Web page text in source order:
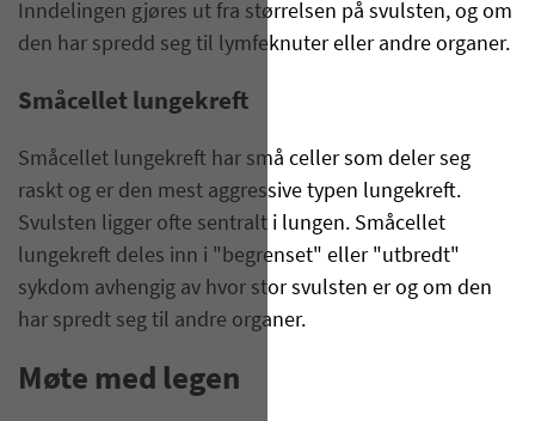
Inndelingen gjøres ut fra størrelsen på svulsten, og om
den har spredd seg til lymfeknuter eller andre organer.
Småcellet lungekreft
Småcellet lungekreft har små celler som deler seg
raskt og er den mest aggressive typen lungekreft.
Svulsten ligger ofte sentralt i lungen. Småcellet
lungekreft deles inn i "begrenset" eller "utbredt"
sykdom avhengig av hvor stor svulsten er og om den
har spredt seg til andre organer.
Møte m​ed legen